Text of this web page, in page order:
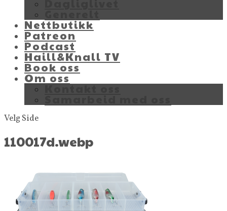
Nettbutikk
Patreon
Podcast
Haill&Knall TV
Book oss
Om oss
Kontakt oss
Velg Side
110017d.webp